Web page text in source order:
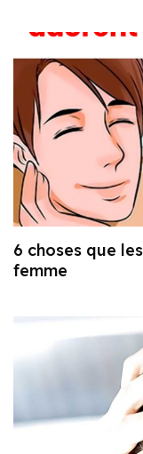
6 choses que
femme